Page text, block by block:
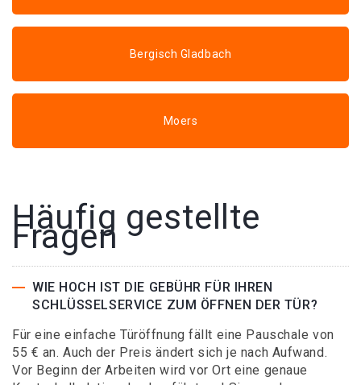
Bergisch Gladbach
Moers
Häufig gestellte
Fragen
WIE HOCH IST DIE GEBÜHR FÜR IHREN
SCHLÜSSELSERVICE ZUM ÖFFNEN DER TÜR?
Für eine einfache Türöffnung fällt eine Pauschale von
55 € an. Auch der Preis ändert sich je nach Aufwand.
Vor Beginn der Arbeiten wird vor Ort eine genaue